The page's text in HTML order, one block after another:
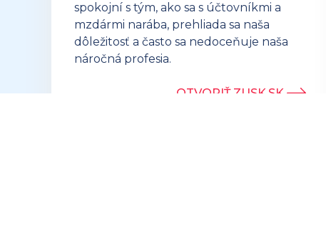
spokojní s tým, ako sa s účtovníkmi a
mzdármi narába, prehliada sa naša
dôležitosť a často sa nedoceňuje naša
náročná profesia.
OTVORIŤ ZUSK.SK